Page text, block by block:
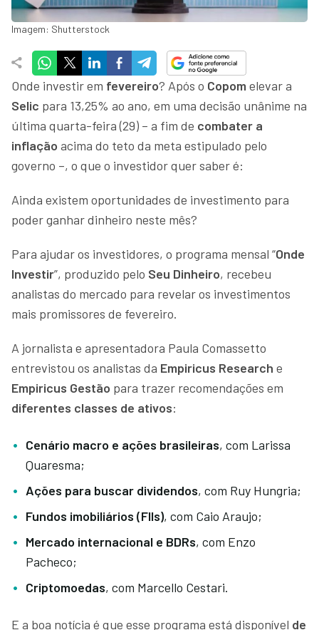
Imagem: Shutterstock
Onde investir em fevereiro? Após o Copom elevar a
Selic para 13,25% ao ano, em uma decisão unânime na
última quarta-feira (29) – a fim de combater a
inflação acima do teto da meta estipulado pelo
governo –, o que o investidor quer saber é:
Ainda existem oportunidades de investimento para
poder ganhar dinheiro neste mês?
Para ajudar os investidores, o programa mensal “Onde
Investir”, produzido pelo Seu Dinheiro, recebeu
analistas do mercado para revelar os investimentos
mais promissores de fevereiro.
A jornalista e apresentadora Paula Comassetto
entrevistou os analistas da Empiricus Research e
Empiricus Gestão para trazer recomendações em
diferentes classes de ativos:
Cenário macro e ações brasileiras, com Larissa
Quaresma;
Ações para buscar dividendos, com Ruy Hungria;
Fundos imobiliários (FIIs), com Caio Araujo;
Mercado internacional e BDRs, com Enzo
Pacheco;
Criptomoedas, com Marcello Cestari.
E a boa notícia é que esse programa está disponível de